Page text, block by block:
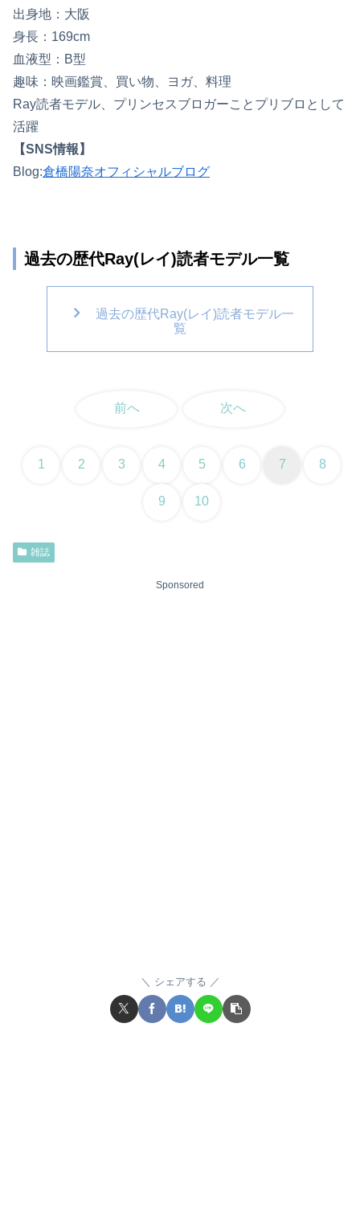
出身地：大阪
身長：169cm
血液型：B型
趣味：映画鑑賞、買い物、ヨガ、料理
Ray読者モデル、プリンセスブロガーことプリブロとして
活躍
【SNS情報】
Blog:倉橋陽奈オフィシャルブログ
過去の歴代Ray(レイ)読者モデル一覧
過去の歴代Ray(レイ)読者モデル一
覧
前へ 次へ
1 2 3 4 5 6 7 8
9 10
雑誌
Sponsored
シェアする